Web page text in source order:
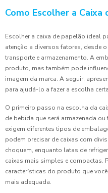
Como Escolher a
Escolher a caixa de papelão ideal
atenção a diversos fatores, desde
transporte e armazenamento. A
produto, mas também pode
imagem da marca. A seguir,
para ajudá-lo a fazer a escolha
O primeiro passo na escolha da
de bebida que será armazenada
exigem diferentes tipos de
podem precisar de caixas com
choquem, enquanto latas de
caixas mais simples e compactas.
características do produto que
mais adequada.